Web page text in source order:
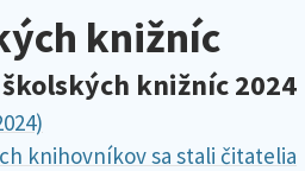
knižníc
knižníc 2024
knihovníkov sa stali čitatelia